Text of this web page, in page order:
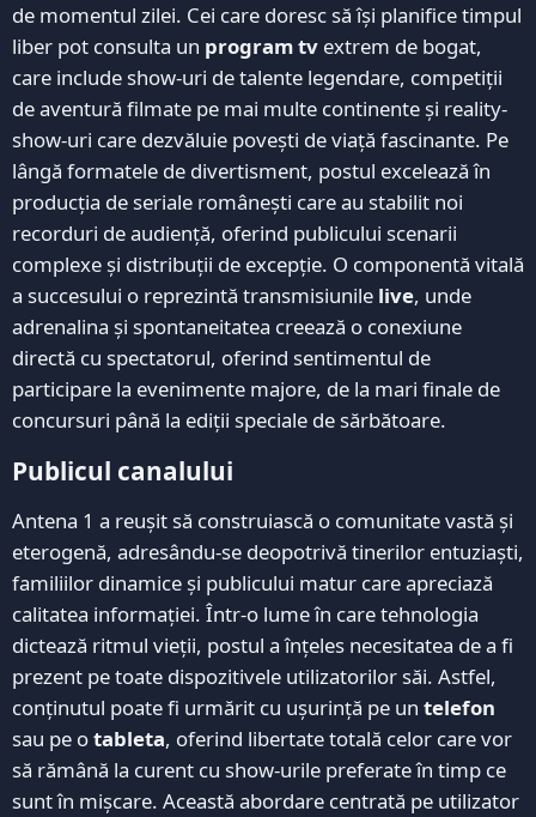
de momentul zilei. Cei care doresc să își planifice timpul
liber pot consulta un program tv extrem de bogat,
care include show-uri de talente legendare, competiții
de aventură filmate pe mai multe continente și reality-
show-uri care dezvăluie povești de viață fascinante. Pe
lângă formatele de divertisment, postul excelează în
producția de seriale românești care au stabilit noi
recorduri de audiență, oferind publicului scenarii
complexe și distribuții de excepție. O componentă vitală
a succesului o reprezintă transmisiunile live, unde
adrenalina și spontaneitatea creează o conexiune
directă cu spectatorul, oferind sentimentul de
participare la evenimente majore, de la mari finale de
concursuri până la ediții speciale de sărbătoare.
Publicul canalului
Antena 1 a reușit să construiască o comunitate vastă și
eterogenă, adresându-se deopotrivă tinerilor entuziaști,
familiilor dinamice și publicului matur care apreciază
calitatea informației. Într-o lume în care tehnologia
dictează ritmul vieții, postul a înțeles necesitatea de a fi
prezent pe toate dispozitivele utilizatorilor săi. Astfel,
conținutul poate fi urmărit cu ușurință pe un telefon
sau pe otableta, oferind libertate totală celor care vor
să rămână la curent cu show-urile preferate în timp ce
sunt în mișcare. Această abordare centrată pe utilizator